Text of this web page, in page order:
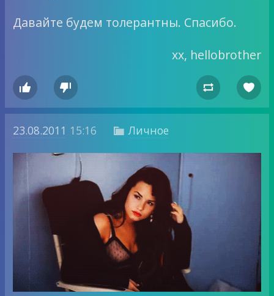
Давайте будем толерантны. Спасибо.
xx, hellobrother
   
23.08.2011 15:16  Личное